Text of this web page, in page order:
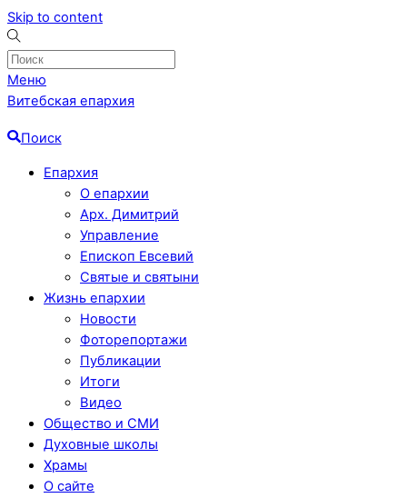
Skip to content
Меню
Витебская епархия
Поиск
Епархия
О епархии
Арх. Димитрий
Управление
Епископ Евсевий
Святые и святыни
Жизнь епархии
Новости
Фоторепортажи
Публикации
Итоги
Видео
Общество и СМИ
Духовные школы
Храмы
О сайте